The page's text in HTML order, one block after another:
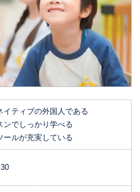
イティブの外国人である
ンでしっかり学べる
ールが充実している